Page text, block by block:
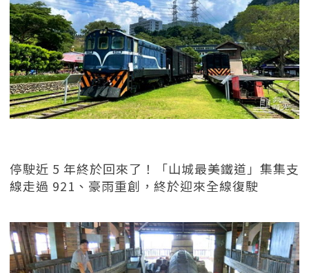
停駛近 5 年終於回來了！「山城最美鐵道」集集支
線走過 921、豪雨重創，終於迎來全線復駛